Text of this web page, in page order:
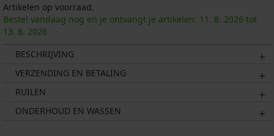
Artikelen op voorraad.
Bestel vandaag nog en je ontvangt je artikelen: 11. 8. 2026 tot
13. 8. 2026
BESCHRIJVING
VERZENDING EN BETALING
RUILEN
ONDERHOUD EN WASSEN